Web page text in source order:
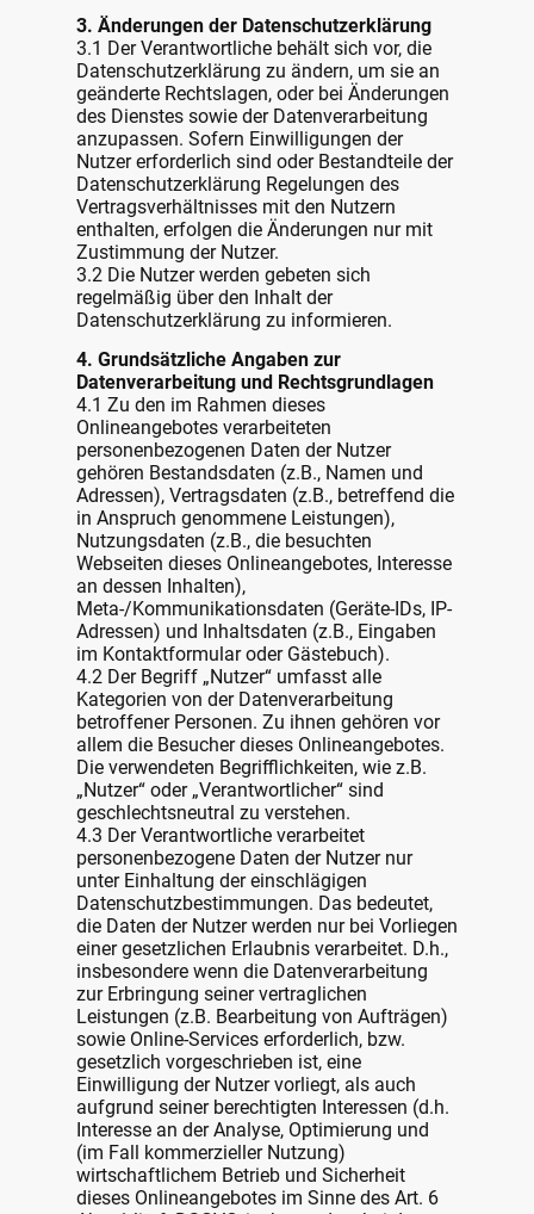
3. Änderungen der Datenschutzerklärung
3.1 Der Verantwortliche behält sich vor, die
Datenschutzerklärung zu ändern, um sie an
geänderte Rechtslagen, oder bei Änderungen
des Dienstes sowie der Datenverarbeitung
anzupassen. Sofern Einwilligungen der
Nutzer erforderlich sind oder Bestandteile der
Datenschutzerklärung Regelungen des
Vertragsverhältnisses mit den Nutzern
enthalten, erfolgen die Änderungen nur mit
Zustimmung der Nutzer.
3.2 Die Nutzer werden gebeten sich
regelmäßig über den Inhalt der
Datenschutzerklärung zu informieren.
4. Grundsätzliche Angaben zur
Datenverarbeitung und Rechtsgrundlagen
4.1 Zu den im Rahmen dieses
Onlineangebotes verarbeiteten
personenbezogenen Daten der Nutzer
gehören Bestandsdaten (z.B., Namen und
Adressen), Vertragsdaten (z.B., betreffend die
in Anspruch genommene Leistungen),
Nutzungsdaten (z.B., die besuchten
Webseiten dieses Onlineangebotes, Interesse
an dessen Inhalten),
Meta-/Kommunikationsdaten (Geräte-IDs, IP-
Adressen) und Inhaltsdaten (z.B., Eingaben
im Kontaktformular oder Gästebuch).
4.2 Der Begriff „Nutzer“ umfasst alle
Kategorien von der Datenverarbeitung
betroffener Personen. Zu ihnen gehören vor
allem die Besucher dieses Onlineangebotes.
Die verwendeten Begrifflichkeiten, wie z.B.
„Nutzer“ oder „Verantwortlicher“ sind
geschlechtsneutral zu verstehen.
4.3 Der Verantwortliche verarbeitet
personenbezogene Daten der Nutzer nur
unter Einhaltung der einschlägigen
Datenschutzbestimmungen. Das bedeutet,
die Daten der Nutzer werden nur bei Vorliegen
einer gesetzlichen Erlaubnis verarbeitet. D.h.,
insbesondere wenn die Datenverarbeitung
zur Erbringung seiner vertraglichen
Leistungen (z.B. Bearbeitung von Aufträgen)
sowie Online-Services erforderlich, bzw.
gesetzlich vorgeschrieben ist, eine
Einwilligung der Nutzer vorliegt, als auch
aufgrund seiner berechtigten Interessen (d.h.
Interesse an der Analyse, Optimierung und
(im Fall kommerzieller Nutzung)
wirtschaftlichem Betrieb und Sicherheit
dieses Onlineangebotes im Sinne des Art. 6